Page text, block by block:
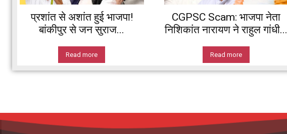
प्रशांत से अशांत हुई भाजपा!
बांकीपुर से जन सुराज...
Read more
CGPSC Scam: भाजपा नेता
निशिकांत नारायण ने राहुल गांधी...
Read more